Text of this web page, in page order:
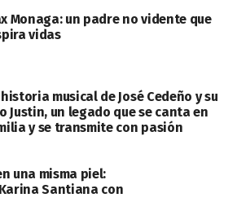
Monaga: un padre no vidente que
vidas
musical de José Cedeño y su
Justin, un legado que se canta en
y se transmite con pasión
una misma piel:
Santiana con